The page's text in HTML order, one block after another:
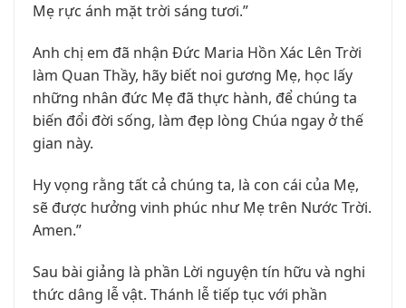
Mẹ rực ánh mặt trời sáng tươi.”
Anh chị em đã nhận Đức Maria Hồn Xác Lên Trời
làm Quan Thầy, hãy biết noi gương Mẹ, học lấy
những nhân đức Mẹ đã thực hành, để chúng ta
biến đổi đời sống, làm đẹp lòng Chúa ngay ở thế
gian này.
Hy vọng rằng tất cả chúng ta, là con cái của Mẹ,
sẽ được hưởng vinh phúc như Mẹ trên Nước Trời.
Amen.”
Sau bài giảng là phần Lời nguyện tín hữu và nghi
thức dâng lễ vật. Thánh lễ tiếp tục với phần